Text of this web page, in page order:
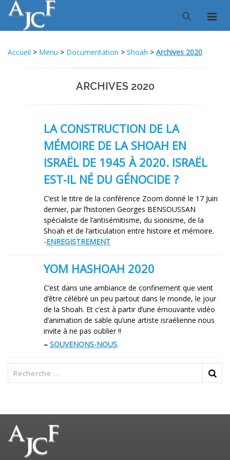
Accueil > Menu > Documentation > Shoah > Archives 2020
ARCHIVES 2020
LA CONSTRUCTION DE LA
MÉMOIRE DE LA SHOAH EN
ISRAËL DE 1945 À 2020. ISRAËL
EST-IL NÉ DU GÉNOCIDE ?
C’est le titre de la conférence Zoom donné le 17 Juin
dernier, par l’historien Georges BENSOUSSAN
spécialiste de l’antisémitisme, du sionisme, de la
Shoah et de l’articulation entre histoire et mémoire.
-ENREGISTREMENT
YOM HASHOAH 2020
C’est dans une ambiance de confinement que vient
d’être célébré un peu partout dans le monde, le jour
de la Shoah. Et c’est à partir d’une émouvante vidéo
d’animation de sable qu’une artiste israélienne nous
invite à ne pas oublier !!
– SOUVENONS-NOUS.